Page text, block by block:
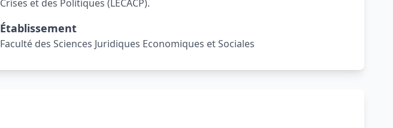
Crises et des Politiques (LECACP).
Établissement
Faculté des Sciences Juridiques Economiques et Sociales